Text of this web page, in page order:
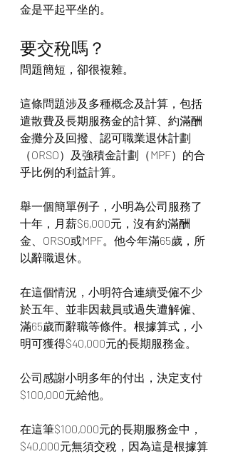
金是平起平坐的。
要交稅嗎？
問題簡短，卻很複雜。
這條問題涉及多種概念及計算，包括
遣散費及長期服務金的計算、約滿酬
金攤分及回撥、認可職業退休計劃
（ORSO）及強積金計劃（MPF）的合
乎比例的利益計算。
舉一個簡單例子，小明為公司服務了
十年，月薪$6,000元，沒有約滿酬
金、ORSO或MPF。他今年滿65歲，所
以辭職退休。
在這個情況，小明符合連續受僱不少
於五年、並非因裁員或過失遭解僱、
滿65歲而辭職等條件。根據算式，小
明可獲得$40,000元的長期服務金。
公司感謝小明多年的付出，決定支付
$100,000元給他。
在這筆$100,000元的長期服務金中，
$40,000元無須交稅，因為這是根據算